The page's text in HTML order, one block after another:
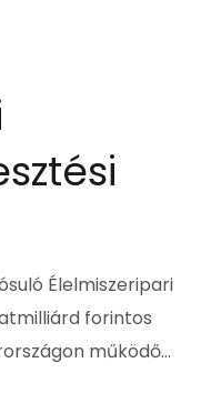
Élelmiszeripari
forintos
működő…